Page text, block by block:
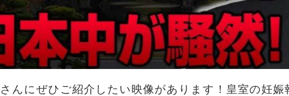
んにぜひご紹介したい映像があります！皇室の妊娠